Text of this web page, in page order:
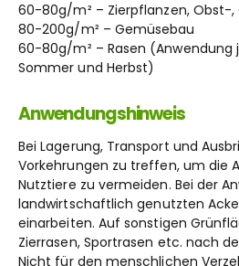
60-80g/m² – Zierpflanzen, Obst-
80-200g/m² – Gemüsebau
60-80g/m² – Rasen (Anwendung
Sommer und Herbst)
Anwendungshinweis
Bei Lagerung, Transport und
Vorkehrungen zu treffen, um die
Nutztiere zu vermeiden. Bei der
landwirtschaftlich genutzten
einarbeiten. Auf sonstigen
Zierrasen, Sportrasen etc. nach
Nicht für den menschlichen